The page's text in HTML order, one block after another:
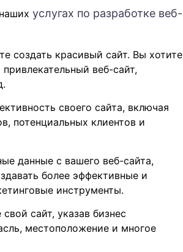
услугах по разработке веб-
создать красивый сайт. Вы хотите
привлекательный веб-сайт,
своего сайта, включая
потенциальных клиентов и
данные с вашего веб-сайта,
более эффективные и
инструменты.
сайт, указав бизнес
местоположение и многое